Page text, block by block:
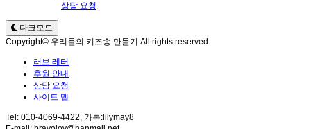
상담 요청
다크모드
Copyright© 우리들의 키즈송 만들기 All rights reserved.
러브 레터
후원 안내
상담 요청
사이트 맵
Tel: 010-4069-4422, 카톡:lilymay8